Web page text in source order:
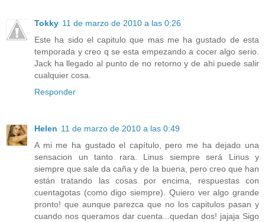
Tokky 11 de marzo de 2010 a las 0:26
Este ha sido el capitulo que mas me ha gustado de esta
temporada y creo q se esta empezando a cocer algo serio.
Jack ha llegado al punto de no retorno y de ahi puede salir
cualquier cosa.
Responder
Helen 11 de marzo de 2010 a las 0:49
A mi me ha gustado el capítulo, pero me ha dejado una
sensacion un tanto rara. Linus siempre será Linus y
siempre que sale da caña y de la buena, pero creo que han
están tratando las cosas por encima, respuestas con
cuentagotas (como digo siempre). Quiero ver algo grande
pronto! que aunque parezca que no los capitulos pasan y
cuando nos queramos dar cuenta...quedan dos! jajaja Sigo